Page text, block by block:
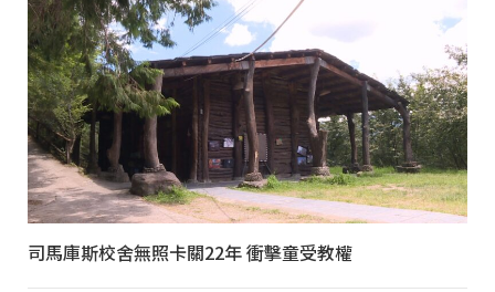
司馬庫斯校舍無照卡關22年 衝擊童受教權